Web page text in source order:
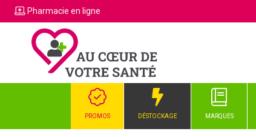
Pharmacie en ligne
PROMOS DÉSTOCKAGE MARQUES